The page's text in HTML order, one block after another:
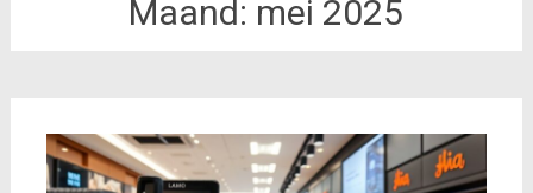
Maand: mei 2025